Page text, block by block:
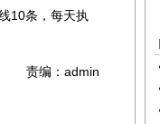
10条，每天执
责编：admin